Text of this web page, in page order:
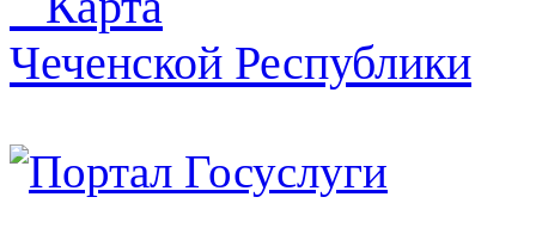
Чеченской Республики